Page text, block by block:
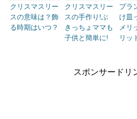
クリスマスリー
スの意味は？飾
る時期はいつ？
クリスマスリー
スの手作り!ぶ
きっちょママも
子供と簡単に!
プラ
け皿
メリ
リッ
スポンサードリ